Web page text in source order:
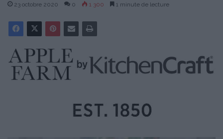
23 octobre 2020 0 1 300 1 minute de lecture